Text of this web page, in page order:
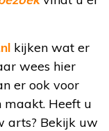
kijken wat er
wees hier
er ook voor
maakt. Heeft u
arts? Bekijk uw